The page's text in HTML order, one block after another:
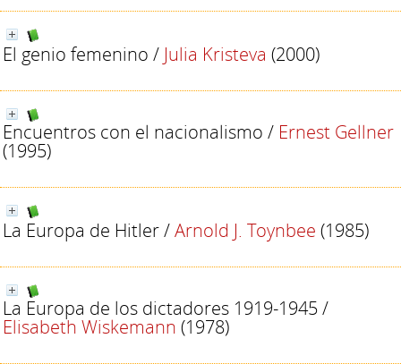
El genio femenino / Julia Kristeva (2000)
Encuentros con el nacionalismo / Ernest Gellner
(1995)
La Europa de Hitler/Arnold J. Toynbee (1985)
La Europa de los dictadores 1919-1945/
Elisabeth Wiskemann (1978)